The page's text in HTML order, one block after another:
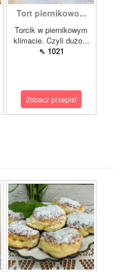
Tort piernikowo...
Torcik w piernikowym
klimacie. Czyli dużo...
⇖ 1021
Zobacz przepis!